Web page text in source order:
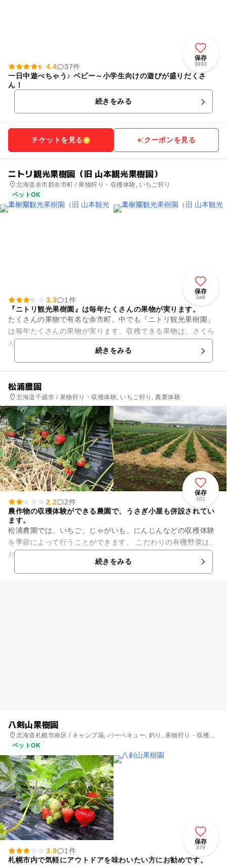
保存
3933
4.4
37件
一日中遊べちゃう♪ ベビー～小学生向けの遊びが盛りだくさ
ん！
続きをみる
チケットを見る クーポンを見る
ニトリ観光果樹園（旧 山本観光果樹園）
北海道余市郡余市町 / 果物狩り・収穫体験, いちご狩り
ペットOK
保存
246
3.3
1件
『ニトリ観光果樹園』は毎年たくさんの果物が実ります。
たくさんの果物で有名な余市町。中でも『ニトリ観光果樹園』
は毎年たくさんの果物が実ります。収穫できる果物は、さくら
んぼ、りんご、なし、定番ものから変り種のブルーベリーもあ
続きをみる
松浦農園
北海道千歳市 / 果物狩り・収穫体験, いちご狩り, 農業体験
保存
101
2.2
2件
農作物の収穫体験ができる農園で、うさぎ小屋も併設されてい
ます。
松浦農園では、いちご、じゃがいも、にんじんなどの収穫体験
を季節によって行うことができます。 こだわりの有機野菜は、
おいしくて、安心、安全です。自分で収穫した野菜を食べるの
続きをみる
八剣山果樹園
北海道札幌市南区 / キャンプ場, バーベキュー, 釣り, 果物狩り・収穫体
験, いちご狩り
ペットOK
保存
379
3.0
1件
札幌市内で気軽にアウトドアを味わいたい方にお勧めです。